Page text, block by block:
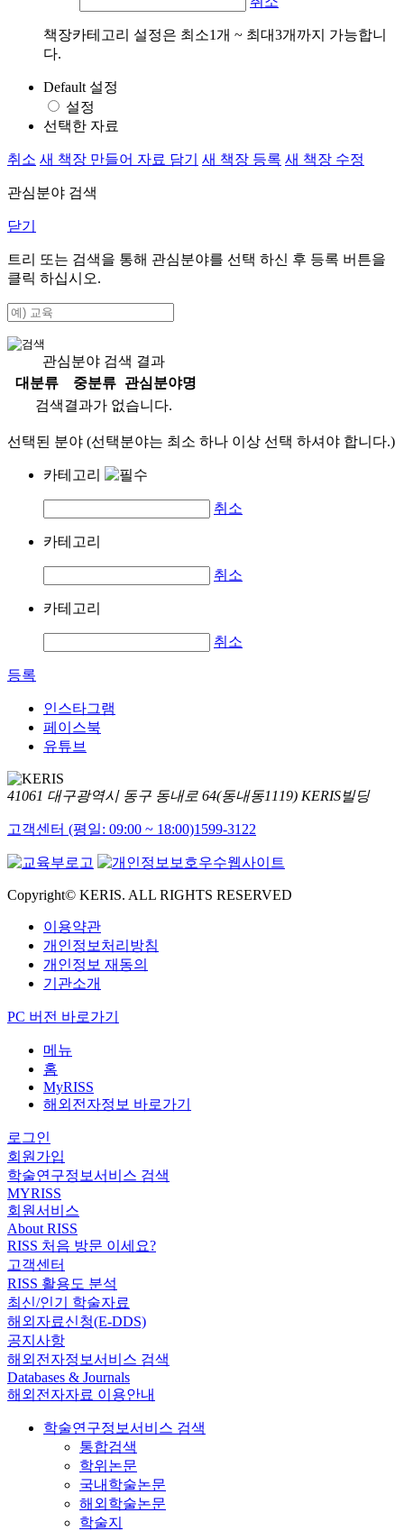
책장카테고리 설정은 최소1개 ~ 최대3개까지 가능합니
다.
Default 설정
설정
선택한 자료
취소 새 책장 만들어 자료 담기 새 책장 등록 새 책장 수정
관심분야 검색
닫기
트리 또는 검색을 통해 관심분야를 선택 하신 후 등록 버튼을
클릭 하십시오.
관심분야 검색 결과
대분류
중분류
관심분야명
검색결과가 없습니다.
선택된 분야 (선택분야는 최소 하나 이상 선택 하셔야 합니다.)
카테고리
취소
카테고리
취소
카테고리
취소
등록
인스타그램
페이스북
유튜브
41061 대구광역시 동구 동내로 64(동내동1119) KERIS빌딩
고객센터 (평일: 09:00 ~ 18:00)1599-3122
Copyright© KERIS. ALL RIGHTS RESERVED
이용약관
개인정보처리방침
개인정보 재동의
기관소개
PC 버전 바로가기
메뉴
홈
MyRISS
해외전자정보 바로가기
로그인
회원가입
학술연구정보서비스 검색
MYRISS
회원서비스
About RISS
RISS 처음 방문 이세요?
고객센터
RISS 활용도 분석
최신/인기 학술자료
해외자료신청(E-DDS)
공지사항
해외전자정보서비스 검색
Databases & Journals
해외전자자료 이용안내
학술연구정보서비스 검색
통합검색
학위논문
국내학술논문
해외학술논문
학술지